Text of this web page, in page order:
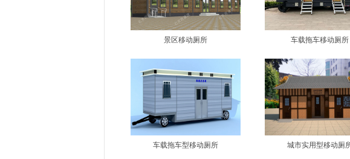
景区移动厕所 车载拖车移动厕所
车载拖车型移动厕所 城市实用型移动厕